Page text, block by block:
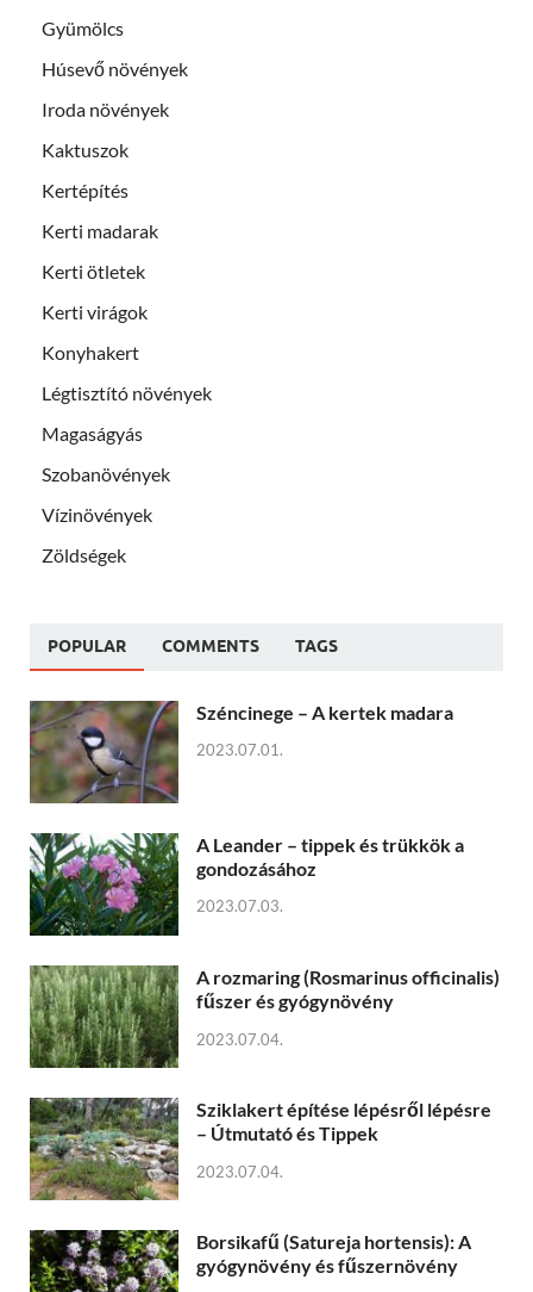
Gyümölcs
Húsevő növények
Iroda növények
Kaktuszok
Kertépítés
Kerti madarak
Kerti ötletek
Kerti virágok
Konyhakert
Légtisztító növények
Magaságyás
Szobanövények
Vízinövények
Zöldségek
POPULAR COMMENTS TAGS
Széncinege – A kertek madara
2023.07.01.
A Leander – tippek és trükkök a
gondozásához
2023.07.03.
A rozmaring (Rosmarinus officinalis)
fűszer és gyógynövény
2023.07.04.
Sziklakert építése lépésről lépésre
– Útmutató és Tippek
2023.07.04.
Borsikafű (Satureja hortensis): A
gyógynövény és fűszernövény